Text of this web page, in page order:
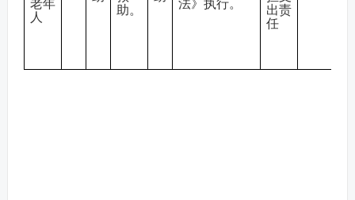
老年
人
助。
法》执行。
出责
任